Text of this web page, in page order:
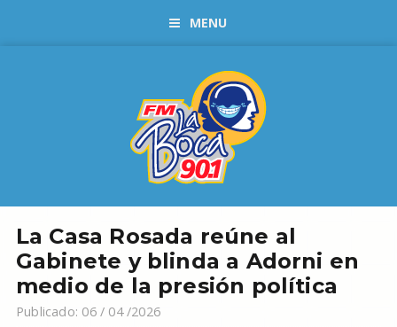
MENU
La Casa Rosada reúne al
Gabinete y blinda a Adorni en
medio de la presión política
Publicado: 06 / 04 /2026